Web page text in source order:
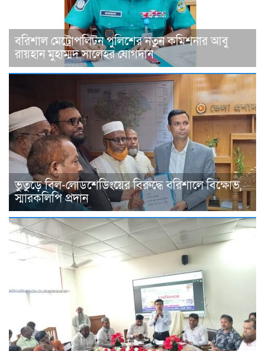
বরিশাল মেট্রোপলিটন পুলিশের নতুন কমিশনার আবু
রায়হান মুহাম্মদ সালেহর যোগদান
ভুতুড়ে বিল-লোডশেডিংয়ের বিরুদ্ধে বরিশালে বিক্ষোভ,
স্মারকলিপি প্রদান